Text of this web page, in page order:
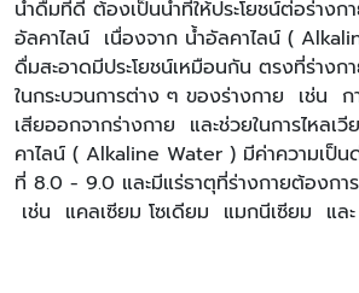
น้ำดื่มที่ดี ต้องเป็นน้ำที่ให้ประโยชน์ต่อร่างก
อัลคาไลน์ เนื่องจาก น้ำอัลคาไลน์ (
ดื่มสะอาดมีประโยชน์เหมือนกัน ตรงที่ร่างก
ในกระบวนการต่าง ๆ ของร่างกาย เช่น
เสียออกจากร่างกาย และช่วยในการไหลเ
คาไลน์ ( Alkaline Water ) มีค่าความเป็
ที่ 8.0 - 9.0 และมีแร่ธาตุที่ร่างกายต้องกา
เช่น แคลเซียม โซเดียม แมกนีเซียม และ